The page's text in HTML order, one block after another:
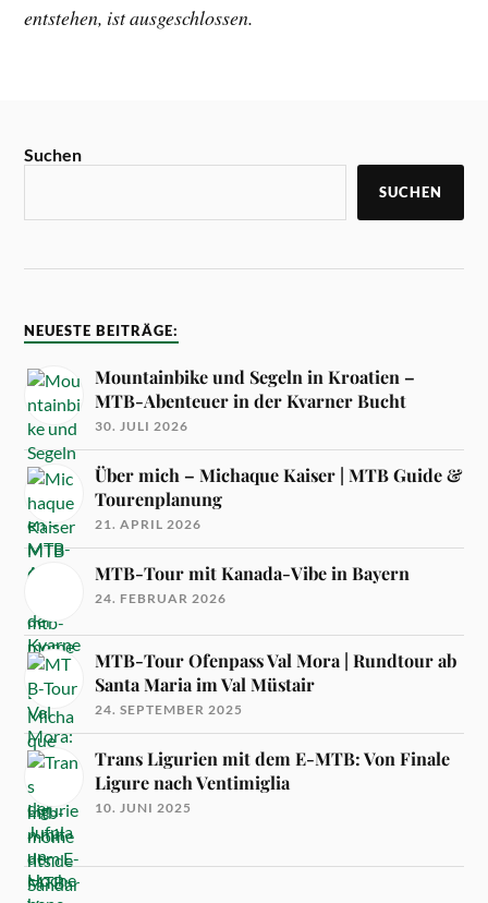
entstehen, ist ausgeschlossen.
Suchen
SUCHEN
NEUESTE BEITRÄGE:
Mountainbike und Segeln in Kroatien –
MTB-Abenteuer in der Kvarner Bucht
30. JULI 2026
Über mich – Michaque Kaiser | MTB Guide &
Tourenplanung
21. APRIL 2026
MTB-Tour mit Kanada-Vibe in Bayern
24. FEBRUAR 2026
MTB-Tour Ofenpass Val Mora | Rundtour ab
Santa Maria im Val Müstair
24. SEPTEMBER 2025
Trans Ligurien mit dem E-MTB: Von Finale
Ligure nach Ventimiglia
10. JUNI 2025